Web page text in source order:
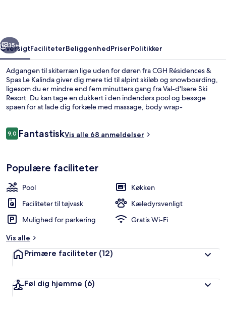
Næste
35+
OversigtFaciliteterBeliggenhedPriserPolitikker
Adgangen til skiterræn lige uden for døren fra CGH Résidences &
Spas Le Kalinda giver dig mere tid til alpint skiløb og snowboarding,
ligesom du er mindre end fem minutters gang fra Val-d'Isere Ski
Resort. Du kan tage en dukkert i den indendørs pool og besøge
spaen for at lade dig forkæle med massage, body wrap-
tæller køleskab og mikrobølgeovn. Der tilbydes også skipas,
Anmeldelser
9,09,0 ud af 10.
FantastiskVis alle 68 anmeldelser
Populære faciliteter
Pool
Køkken
Faciliteter til tøjvask
Kæledyrsvenligt
Mulighed for parkering
Gratis Wi-Fi
Vis alle
Primære faciliteter (12)
Føl dig hjemme (6)